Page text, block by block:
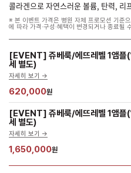
콜라겐으로 자연스러운 볼륨, 탄력, 리
※ 본 이벤트 가격은 병원 자체 프로모션 기준
에 따라 가격·구성·혜택이 변경되거나 종료될
[EVENT] 쥬베룩/에뜨레벨 1앰플(
세 별도)
자세히 보기 ->
620,000원
[EVENT] 쥬베룩/에뜨레벨 1앰플
세 별도)
자세히 보기 ->
1,650,000원